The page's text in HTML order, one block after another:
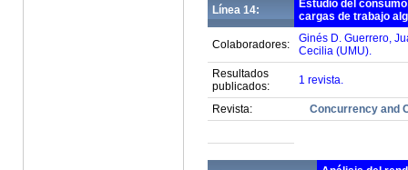
Línea 14:
Estudio del
cargas de trabajo
Colaboradores:
Ginés D. Guerrero,
Cecilia (UMU).
Resultados
publicados:
1 revista.
Revista: Concurrency and